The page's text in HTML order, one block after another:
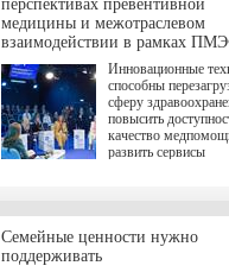
перспективах превентивной
медицины и межотраслевом
взаимодействии в рамках
Инновационные
способны
сферу
повысить
качество
развить сервисы
определенными
К ним можно
Семейные ценности нужно
поддерживать